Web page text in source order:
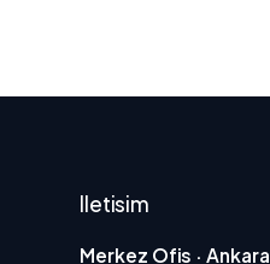
Iletisim
Merkez Ofis · Ankara